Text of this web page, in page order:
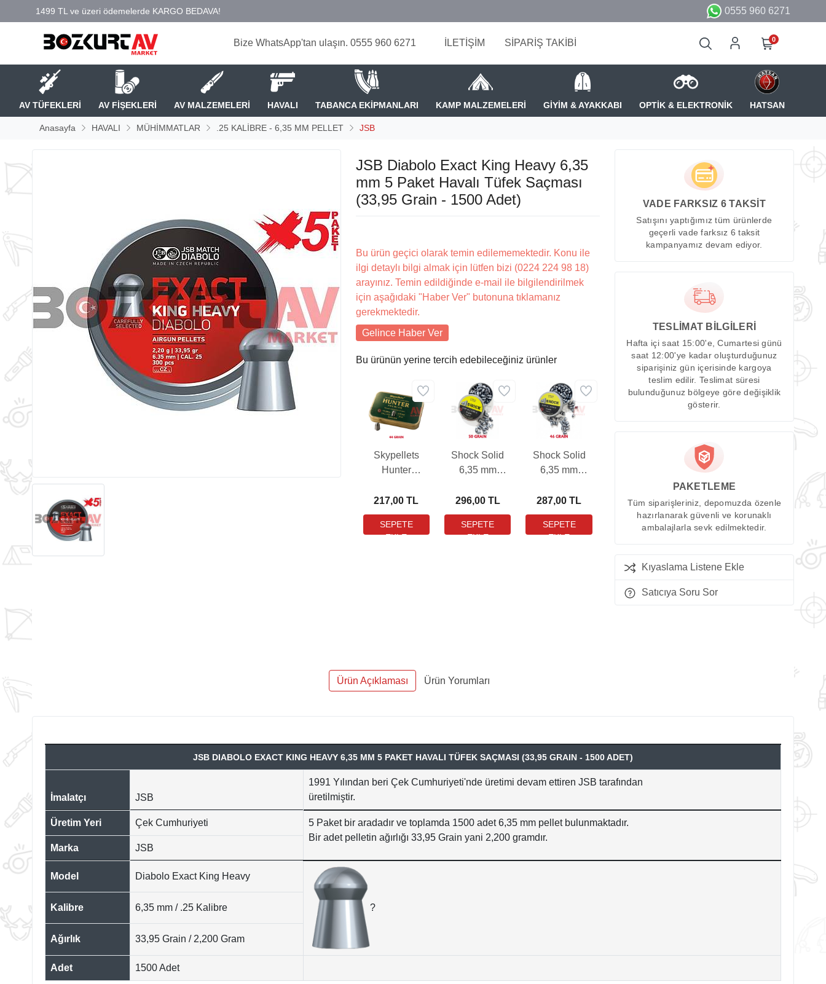
0555 960 6271
Bize WhatsApp'tan ulaşın. 0555 960 6271 İLETİŞİM SİPARİŞ TAKİBİ 0
AV TÜFEKLERİ AV FİŞEKLERİ AV MALZEMELERİ HAVALI TABANCA EKİPMANLARI KAMP MALZEMELERİ GİYİM & AYAKKABI OPTİK & ELEKTRONİK HATSAN
Anasayfa HAVALI MÜHİMMATLAR .25 KALİBRE - 6,35 MM PELLET JSB
JSB Diabolo Exact King Heavy 6,35
mm 5 Paket Havalı Tüfek Saçması
(33,95 Grain - 1500 Adet)
Bu ürün geçici olarak temin edilememektedir. Konu ile
ilgi detaylı bilgi almak için lütfen bizi (0224 224 98 18)
arayınız. Temin edildiğinde e-mail ile bilgilendirilmek
için aşağıdaki "Haber Ver" butonuna tıklamanız
gerekmektedir.
Gelince Haber Ver
Bu ürünün yerine tercih edebileceğiniz ürünler
Skypellets
Hunter
mm Havalı
Tüfek Saçması
(44 Grain - 110
217,00 TL
Shock Solid
6,35 mm
Saçması (50
Grain - 100
Adet)
296,00 TL
Shock Solid
6,35 mm
Saçması (46
Grain - 100
Adet)
287,00 TL
VADE FARKSIZ 6 TAKSİT
Satışını yaptığımız tüm ürünlerde
geçerli vade farksız 6 taksit
kampanyamız devam ediyor.
TESLİMAT BİLGİLERİ
Hafta içi saat 15:00'e, Cumartesi günü
saat 12:00'ye kadar oluşturduğunuz
siparişiniz gün içerisinde kargoya
teslim edilir. Teslimat süresi
bulunduğunuz bölgeye göre değişiklik
gösterir.
PAKETLEME
Tüm siparişleriniz, depomuzda özenle
hazırlanarak güvenli ve korunaklı
ambalajlarla sevk edilmektedir.
Kıyaslama Listene Ekle
Satıcıya Soru Sor
Ürün Açıklaması Ürün Yorumları
JSB DIABOLO EXACT KING HEAVY 6,35 MM 5 PAKET HAVALI TÜFEK SAÇMASI (33,95 GRAIN - 1500 ADET)
İmalatçı JSB
1991 Yılından beri Çek Cumhuriyeti'nde üretimi devam ettiren JSB tarafından
üretilmiştir.
Üretim Yeri Çek Cumhuriyeti
5 Paket bir aradadır ve toplamda 1500 adet 6,35 mm pellet bulunmaktadır.
Bir adet pelletin ağırlığı 33,95 Grain yani 2,200 gramdır.
Marka
JSB
Model Diabolo Exact King Heavy
?
Kalibre 6,35 mm / .25 Kalibre
Ağırlık 33,95 Grain / 2,200 Gram
Adet 1500 Adet